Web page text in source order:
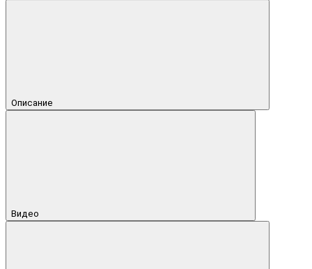
Описание
Видео